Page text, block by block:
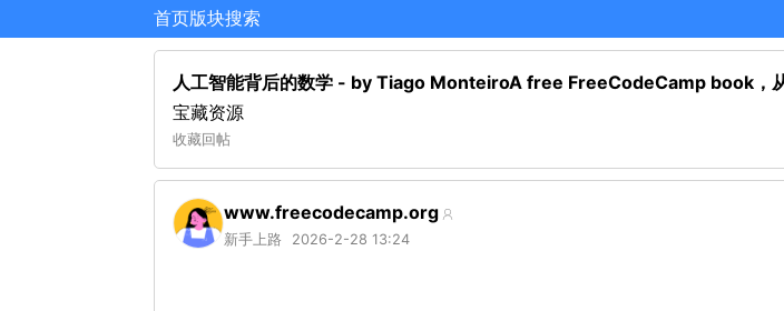
首页版块搜索
人工智能背后的数学 - by Tiago MonteiroA free FreeCodeCamp book，
宝藏资源
收藏回帖
www.freecodecamp.org
新手上路 2026-2-28 13:24